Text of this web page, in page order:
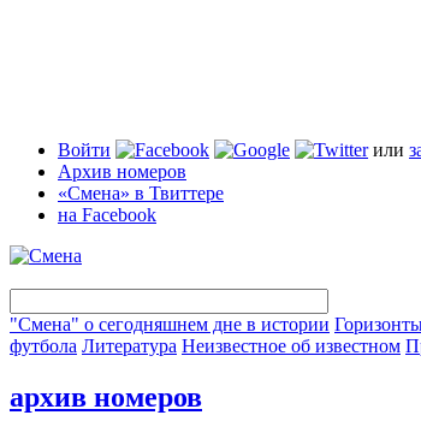
Войти или
Архив номеров
«Смена» в Твиттере
на Facebook
"Смена" о сегодняшнем дне в истории
футбола Литература Неизвестное об известном
архив номеров